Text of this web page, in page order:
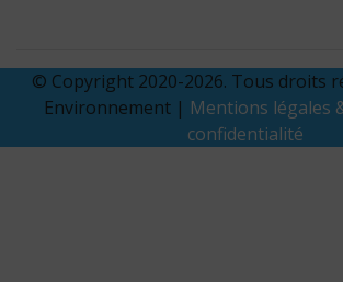
© Copyright 2020-2026. Tous droits
Environnement | Mentions légales
confidentialité